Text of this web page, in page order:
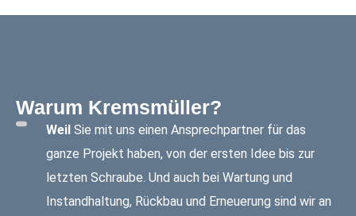
Warum Kremsmüller?
WeilSie mit uns einen Ansprechpartner für das
ganze Projekt haben, von der ersten Idee bis zur
letzten Schraube. Und auch bei Wartung und
Instandhaltung, Rückbau und Erneuerung sind wir an